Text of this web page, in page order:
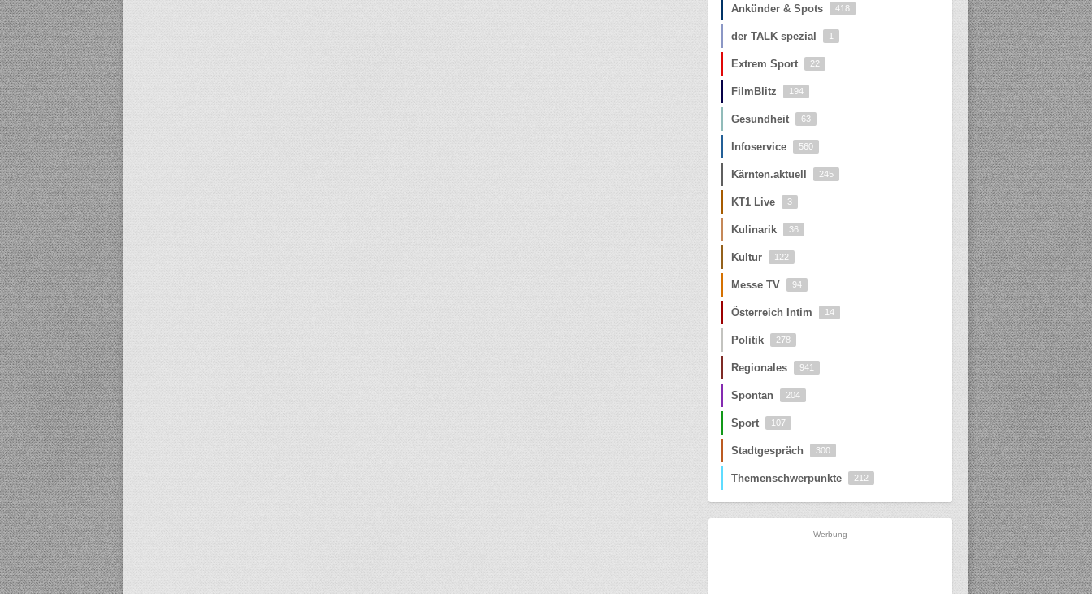
Ankünder & Spots 418
der TALK spezial 1
Extrem Sport 22
FilmBlitz 194
Gesundheit 63
Infoservice 560
Kärnten.aktuell 245
KT1 Live 3
Kulinarik 36
Kultur 122
Messe TV 94
Österreich Intim 14
Politik 278
Regionales 941
Spontan 204
Sport 107
Stadtgespräch 300
Themenschwerpunkte 212
Werbung